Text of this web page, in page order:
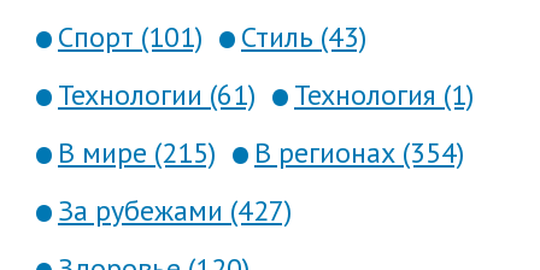
Спорт (101)
Стиль (43)
Технологии (61)
Технология (1)
В мире (215)
В регионах (354)
За рубежами (427)